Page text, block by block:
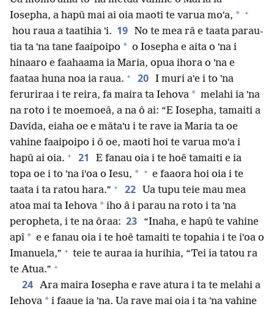
Iosepha, a hapû mai ai oia maoti te varua moˈa, * +
hou raua a taatihia ˈi. 19 No te mea râ e taata parau-
tia ta ˈna tane faaipoipo * o Iosepha e aita o ˈna i
hinaaro e faahaama ia Maria, opua ihora o ˈna e
faataa huna noa ia raua. + 20 I muri aˈe i to ˈna
feruriraa i te reira, fa maira ta Iehova * melahi ia ˈna
na roto i te moemoeâ, a na ô ai: “E Iosepha, tamaiti a
Davida, eiaha oe e mǎtaˈu i te rave ia Maria ta oe
vahine faaipoipo i ǒ oe, maoti hoi te varua moˈa i
hapû ai oia. + 21
E fanau oia i te hoê tamaiti e ia
topa oe i to ˈna iˈoa o Iesu, * + e faaora hoi oia i te
taata i ta ratou hara.” + 22
Ua tupu teie mau mea
atoa mai ta Iehova * iho â i parau na roto i ta ˈna
peropheta, i te na ôraa: 23
“Inaha, e hapû te vahine
apî * e e fanau oia i te hoê tamaiti te topahia i te iˈoa o
Imanuela,” + teie te auraa ia hurihia, “Tei ia tatou ra
te Atua.” +
24 Ara maira Iosepha e rave atura i ta te melahi a
Iehova * i faaue ia ˈna. Ua rave mai oia i ta ˈna vahine